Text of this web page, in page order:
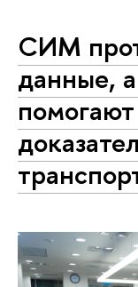
СИМ
данные,